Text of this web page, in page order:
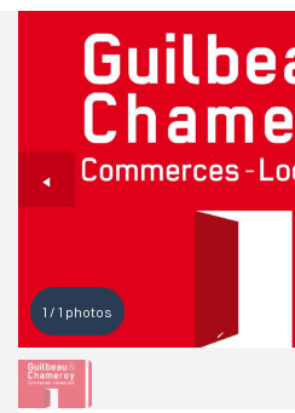
1 / 1 photos